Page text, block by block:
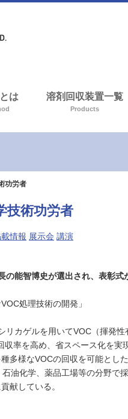
は 溶剤回収装置一覧
Products
功労者
技術功労者
情報 展示会 講演
の能智博史が選出され、表彰式
処理技術の開発」
ゲルを用いてVOC（揮発性
高め、省スペース化を実現
なVOCの回収を可能とした
学、薬品工場等の分野で採
している。